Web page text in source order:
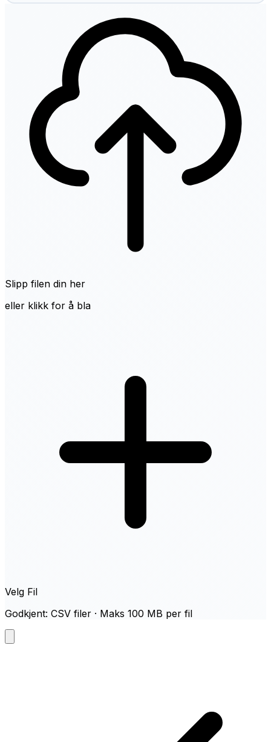
Slipp filen din her
eller klikk for å bla
Velg Fil
Godkjent: CSV filer · Maks 100 MB per fil